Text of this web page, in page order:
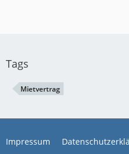
Tags
Mietvertrag
Impressum